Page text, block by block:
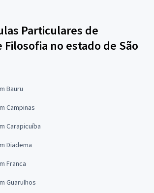
Particulares de
Filosofia no estado de São
Bauru
Campinas
Carapicuíba
Diadema
Franca
Guarulhos